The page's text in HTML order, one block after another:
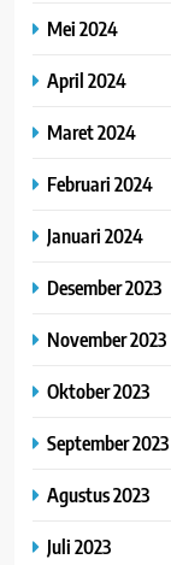
Mei 2024
April 2024
Maret 2024
Februari 2024
Januari 2024
Desember 2023
November 2023
Oktober 2023
September 2023
Agustus 2023
Juli 2023